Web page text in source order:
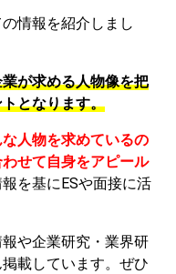
情報を紹介しまし
が求める人物像を把
となります。
人物を求めているの
せて自身をアピール
を基にESや面接に活
や企業研究・業界研
載しています。ぜひ